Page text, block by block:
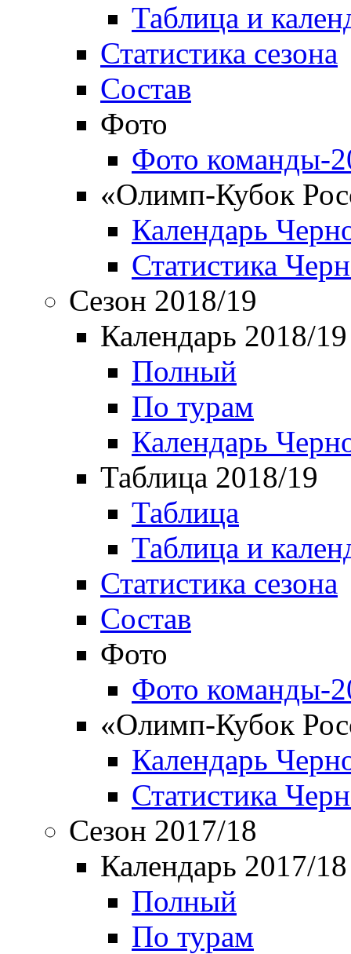
Таблица и
Статистика сезона
Состав
Фото
Фото команды-
«Олимп-Кубок
Календарь
Статистика
Сезон 2018/19
Календарь 2018/19
Полный
По турам
Календарь
Таблица 2018/19
Таблица
Таблица и
Статистика сезона
Состав
Фото
Фото команды-
«Олимп-Кубок
Календарь
Статистика
Сезон 2017/18
Календарь 2017/18
Полный
По турам